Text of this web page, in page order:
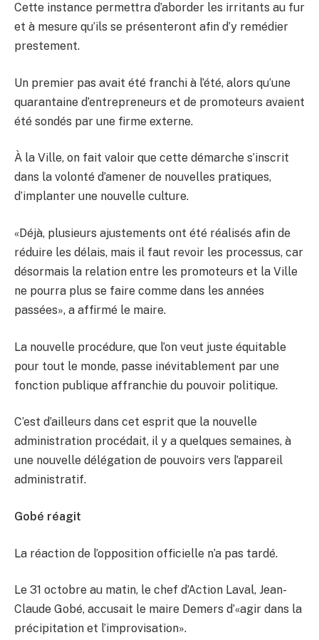
Cette instance permettra d’aborder les irritants au fur
et à mesure qu’ils se présenteront afin d’y remédier
prestement.
Un premier pas avait été franchi à l’été, alors qu’une
quarantaine d’entrepreneurs et de promoteurs avaient
été sondés par une firme externe.
À la Ville, on fait valoir que cette démarche s’inscrit
dans la volonté d’amener de nouvelles pratiques,
d’implanter une nouvelle culture.
«Déjà, plusieurs ajustements ont été réalisés afin de
réduire les délais, mais il faut revoir les processus, car
désormais la relation entre les promoteurs et la Ville
ne pourra plus se faire comme dans les années
passées», a affirmé le maire.
La nouvelle procédure, que l’on veut juste équitable
pour tout le monde, passe inévitablement par une
fonction publique affranchie du pouvoir politique.
C’est d’ailleurs dans cet esprit que la nouvelle
administration procédait, il y a quelques semaines, à
une nouvelle délégation de pouvoirs vers l’appareil
administratif.
Gobé réagit
La réaction de l’opposition officielle n’a pas tardé.
Le 31 octobre au matin, le chef d’Action Laval, Jean-
Claude Gobé, accusait le maire Demers d’«agir dans la
précipitation et l’improvisation».